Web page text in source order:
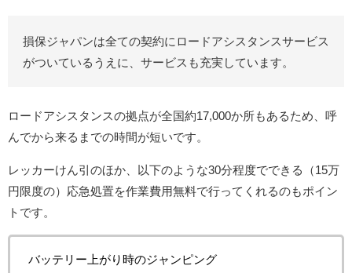
損保ジャパンは全ての契約にロードアシスタンスサービス
がついているうえに、サービスも充実しています。
ロードアシスタンスの拠点が全国約17,000か所もあるため、呼
んでから来るまでの時間が短いです。
レッカーけん引のほか、以下のような30分程度でできる（15万
円限度の）応急処置を作業費用無料で行ってくれるのもポイン
トです。
バッテリー上がり時のジャンピング